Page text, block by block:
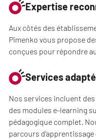
Expertise
Aux côtés des
Pimenko vous propose
conçues pour répondre
Services
Nos services incluent
des modules e-learning
pédagogique complet.
parcours